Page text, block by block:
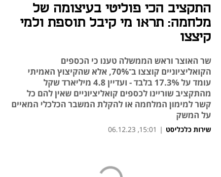
התקציב הכי פוליטי בעיצומה של
מלחמה: תראו מי קיבל תוספת ולמי
קיצצו
שר האוצר וראש הממשלה טענו כי הכספים
הקואליציוניים קוצצו ב־70%, אלא שהקיצוץ האמיתי
עומד על 17.3% בלבד - ועדיין 4.8 מיליארד שקל
מהתקציב שוריינו לכספים קואליציוניים שאין להם כל
קשר למימון המלחמה או להקלת המשבר הכלכלי המאיים
על המשק
שירות כלכליסט |
15:01, 06.12.23